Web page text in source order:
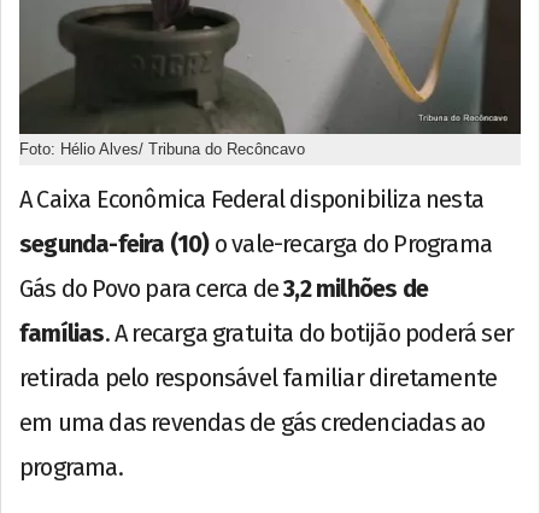
Foto: Hélio Alves/ Tribuna do Recôncavo
A Caixa Econômica Federal disponibiliza nesta
segunda-feira (10)o vale-recarga do Programa
Gás do Povo para cerca de3,2 milhões de
famílias. A recarga gratuita do botijão poderá ser
retirada pelo responsável familiar diretamente
em uma das revendas de gás credenciadas ao
programa.